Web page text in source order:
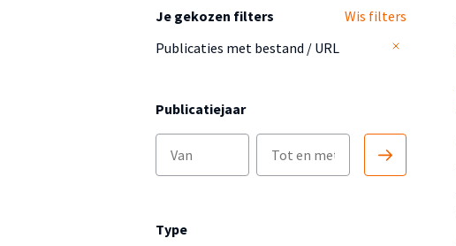
Je gekozen filters
Wis filters
Publicaties met bestand / URL
Publicatiejaar
Type